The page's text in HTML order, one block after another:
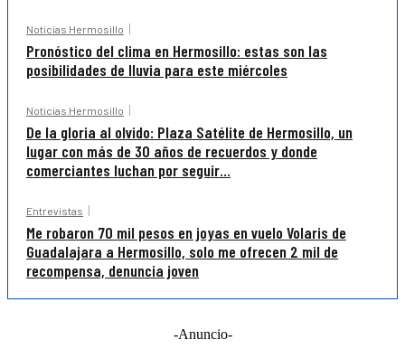
Noticias Hermosillo
Pronóstico del clima en Hermosillo: estas son las
posibilidades de lluvia para este miércoles
Noticias Hermosillo
De la gloria al olvido: Plaza Satélite de Hermosillo, un
lugar con más de 30 años de recuerdos y donde
comerciantes luchan por seguir...
Entrevistas
Me robaron 70 mil pesos en joyas en vuelo Volaris de
Guadalajara a Hermosillo, solo me ofrecen 2 mil de
recompensa, denuncia joven
-Anuncio-